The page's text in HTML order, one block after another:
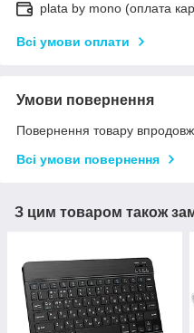
plata by mono (оплата
Всі умови оплати
Умови повернення
Повернення товару
Всі умови повернення
З цим товаром також